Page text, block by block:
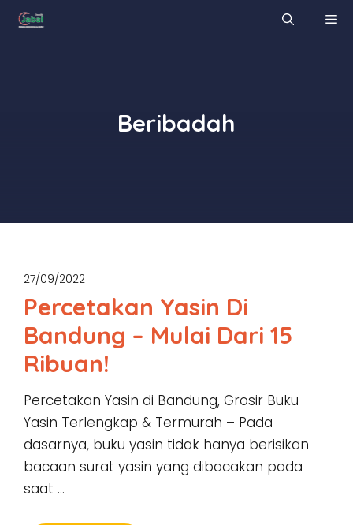
Skip
Beribadah
27/09/2022
Percetakan Yasin Di
Bandung – Mulai Dari 15
Ribuan!
Percetakan Yasin di Bandung, Grosir Buku
Yasin Terlengkap & Termurah – Pada
dasarnya, buku yasin tidak hanya berisikan
bacaan surat yasin yang dibacakan pada
saat …